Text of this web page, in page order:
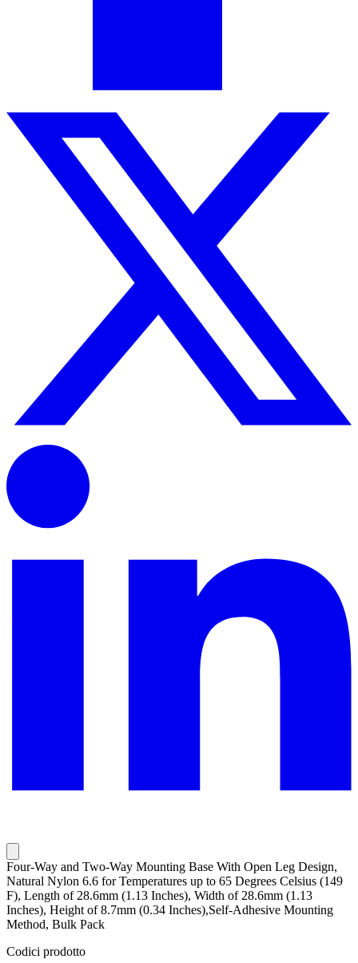
Four-Way and Two-Way Mounting Base With Open Leg Design,
Natural Nylon 6.6 for Temperatures up to 65 Degrees Celsius (149
F), Length of 28.6mm (1.13 Inches), Width of 28.6mm (1.13
Inches), Height of 8.7mm (0.34 Inches),Self-Adhesive Mounting
Method, Bulk Pack
Codici prodotto